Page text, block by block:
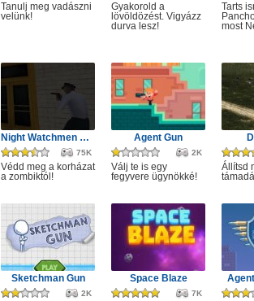
Tanulj meg vadászni
velünk!
Gyakorold a
lövöldözést. Vigyázz
durva lesz!
Tarts
most
Night Watchmen Stories Zombie Hospital
75K
Védd meg a korházat
a zombiktól!
Agent Gun
2K
Válj te is egy
fegyvere ügynökké!
Állítsd
Sketchman Gun
2K
Space Blaze
7K